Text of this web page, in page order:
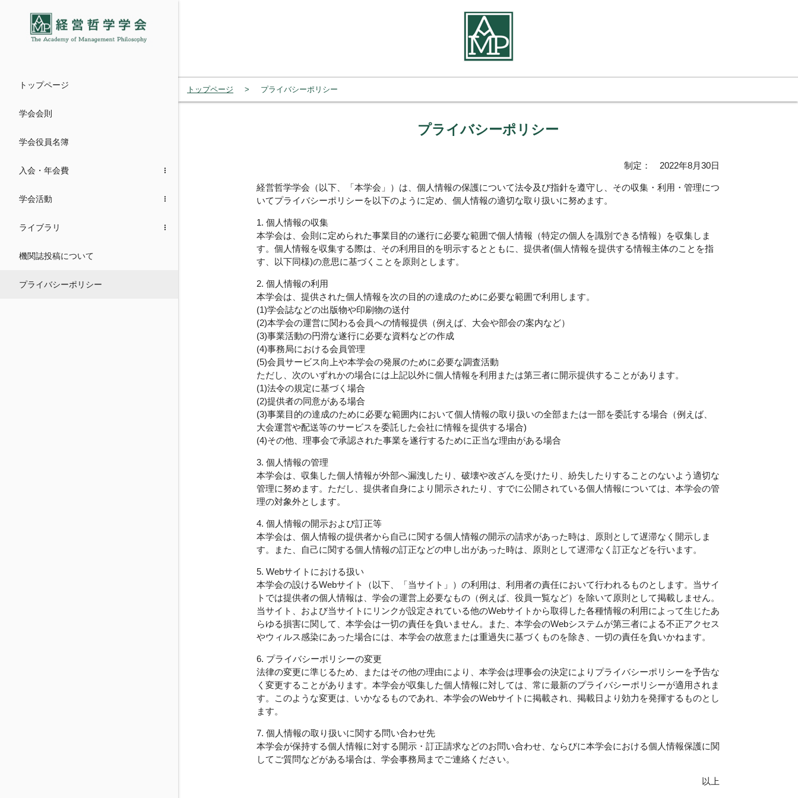
トップページ
学会会則
学会役員名簿
入会・年会費
学会活動
ライブラリ
機関誌投稿について
プライバシーポリシー
トップページ プライバシーポリシー
プライバシーポリシー
制定： 2022年8月30日
経営哲学学会（以下、「本学会」）は、個人情報の保護について法令及び指針を遵守し、その収集・利用・管理につ
いてプライバシーポリシーを以下のように定め、個人情報の適切な取り扱いに努めます。
1. 個人情報の収集
本学会は、会則に定められた事業目的の遂行に必要な範囲で個人情報（特定の個人を識別できる情報）を収集しま
す。個人情報を収集する際は、その利用目的を明示するとともに、提供者(個人情報を提供する情報主体のことを指
す、以下同様)の意思に基づくことを原則とします。
2. 個人情報の利用
本学会は、提供された個人情報を次の目的の達成のために必要な範囲で利用します。
(1)学会誌などの出版物や印刷物の送付
(2)本学会の運営に関わる会員への情報提供（例えば、大会や部会の案内など）
(3)事業活動の円滑な遂行に必要な資料などの作成
(4)事務局における会員管理
(5)会員サービス向上や本学会の発展のために必要な調査活動
ただし、次のいずれかの場合には上記以外に個人情報を利用または第三者に開示提供することがあります。
(1)法令の規定に基づく場合
(2)提供者の同意がある場合
(3)事業目的の達成のために必要な範囲内において個人情報の取り扱いの全部または一部を委託する場合（例えば、
大会運営や配送等のサービスを委託した会社に情報を提供する場合)
(4)その他、理事会で承認された事業を遂行するために正当な理由がある場合
3. 個人情報の管理
本学会は、収集した個人情報が外部へ漏洩したり、破壊や改ざんを受けたり、紛失したりすることのないよう適切な
管理に努めます。ただし、提供者自身により開示されたり、すでに公開されている個人情報については、本学会の管
理の対象外とします。
4. 個人情報の開示および訂正等
本学会は、個人情報の提供者から自己に関する個人情報の開示の請求があった時は、原則として遅滞なく開示しま
す。また、自己に関する個人情報の訂正などの申し出があった時は、原則として遅滞なく訂正などを行います。
5. Webサイトにおける扱い
本学会の設けるWebサイト（以下、「当サイト」）の利用は、利用者の責任において行われるものとします。当サイ
トでは提供者の個人情報は、学会の運営上必要なもの（例えば、役員一覧など）を除いて原則として掲載しません。
当サイト、および当サイトにリンクが設定されている他のWebサイトから取得した各種情報の利用によって生じたあ
らゆる損害に関して、本学会は一切の責任を負いません。また、本学会のWebシステムが第三者による不正アクセス
やウィルス感染にあった場合には、本学会の故意または重過失に基づくものを除き、一切の責任を負いかねます。
6. プライバシーポリシーの変更
法律の変更に準じるため、またはその他の理由により、本学会は理事会の決定によりプライバシーポリシーを予告な
く変更することがあります。本学会が収集した個人情報に対しては、常に最新のプライバシーポリシーが適用されま
す。このような変更は、いかなるものであれ、本学会のWebサイトに掲載され、掲載日より効力を発揮するものとし
ます。
7. 個人情報の取り扱いに関する問い合わせ先
本学会が保持する個人情報に対する開示・訂正請求などのお問い合わせ、ならびに本学会における個人情報保護に関
してご質問などがある場合は、学会事務局までご連絡ください。
以上